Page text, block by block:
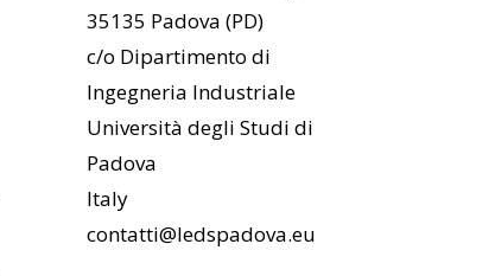
35135 Padova (PD)
c/o Dipartimento di
Ingegneria Industriale
Università degli Studi di
Padova
Italy
contatti@ledspadova.eu